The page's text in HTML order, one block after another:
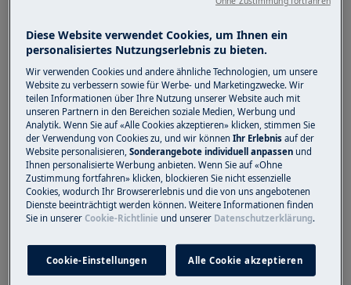
Geben Sie die Produktnummer bei der
Bestellung über den ein, um sicherzustellen,
dass Sie die passenden Teile für Ihr
Geschirrspülermodell erhalten.
Haben Sie weitere Fragen, wenden Sie sich bitte
an den Electrolux Kundendienst, halten Sie bitte
die folgenden Gerätedaten bereit.
Modell-, Produkt- (PNC), ELC- und
Diese Website verwendet Cookies, um Ihnen ein
personalisiertes Nutzungserlebnis zu bieten.
Wir verwenden Cookies und andere ähnliche Technologien, um unsere
Website zu verbessern sowie für Werbe- und Marketingzwecke. Wir
teilen Informationen über Ihre Nutzung unserer Website auch mit
unseren Partnern in den Bereichen soziale Medien, Werbung und
Analytik. Wenn Sie auf «Alle Cookies akzeptieren» klicken, stimmen Sie
der Verwendung von Cookies zu, und wir könnenIhr Erlebnisauf der
Website personalisieren,Sonderangebote individuell anpassen und
Ihnen personalisierte Werbung anbieten. Wenn Sie auf «Ohne
Zustimmung fortfahren» klicken, blockieren Sie nicht essenzielle
Cookies, wodurch Ihr Browsererlebnis und die von uns angebotenen
Dienste beeinträchtigt werden können. Weitere Informationen finden
Sie in unsererCookie-Richtlinie und unserer Datenschutzerklärung.
Cookie-Einstellungen Alle Cookie akzeptieren